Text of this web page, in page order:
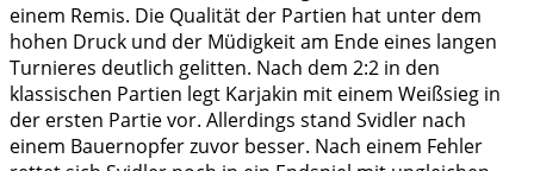
einem Remis. Die Qualität der Partien hat unter dem
hohen Druck und der Müdigkeit am Ende eines langen
Turnieres deutlich gelitten. Nach dem 2:2 in den
klassischen Partien legt Karjakin mit einem Weißsieg in
der ersten Partie vor. Allerdings stand Svidler nach
einem Bauernopfer zuvor besser. Nach einem Fehler